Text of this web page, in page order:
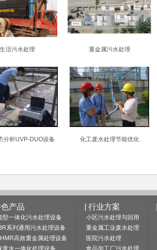
生活污水处理 重金属污水处理
分析UVP-DUO设备 化工废水处理节能优化
色产品
型一体化污水处理设备
系列通用污水处理设备
高效重金属处理设备
废水一体化处理设备
| 行业方案
小区污水处理与回用
重金属工业废水处理
医院污水处理
食品加工厂污水处理